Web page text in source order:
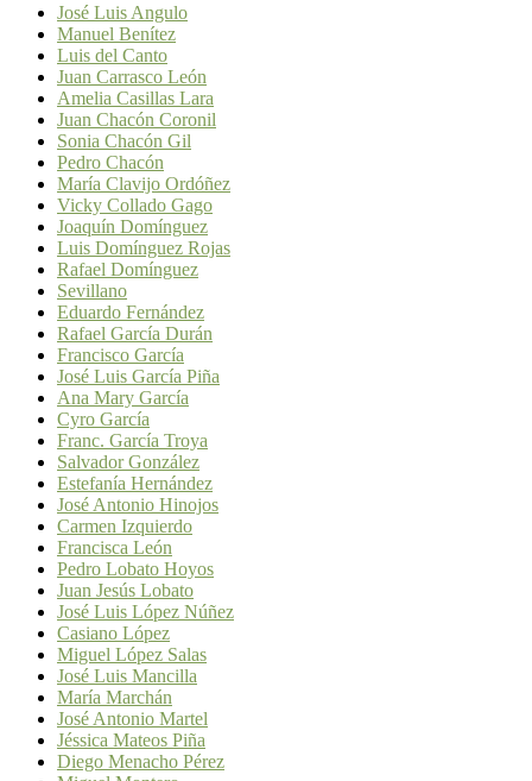
José Luis Angulo
Manuel Benítez
Luis del Canto
Juan Carrasco León
Amelia Casillas Lara
Juan Chacón Coronil
Sonia Chacón Gil
Pedro Chacón
María Clavijo Ordóñez
Vicky Collado Gago
Joaquín Domínguez
Luis Domínguez Rojas
Rafael Domínguez
Sevillano
Eduardo Fernández
Rafael García Durán
Francisco García
José Luis García Piña
Ana Mary García
Cyro García
Franc. García Troya
Salvador González
Estefanía Hernández
José Antonio Hinojos
Carmen Izquierdo
Francisca León
Pedro Lobato Hoyos
Juan Jesús Lobato
José Luis López Núñez
Casiano López
Miguel López Salas
José Luis Mancilla
María Marchán
José Antonio Martel
Jéssica Mateos Piña
Diego Menacho Pérez